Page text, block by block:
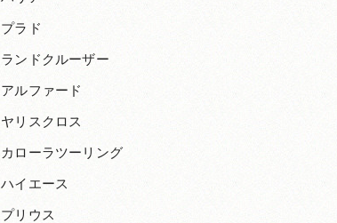
プラド
ランドクルーザー
アルファード
ヤリスクロス
カローラツーリング
ハイエース
プリウス